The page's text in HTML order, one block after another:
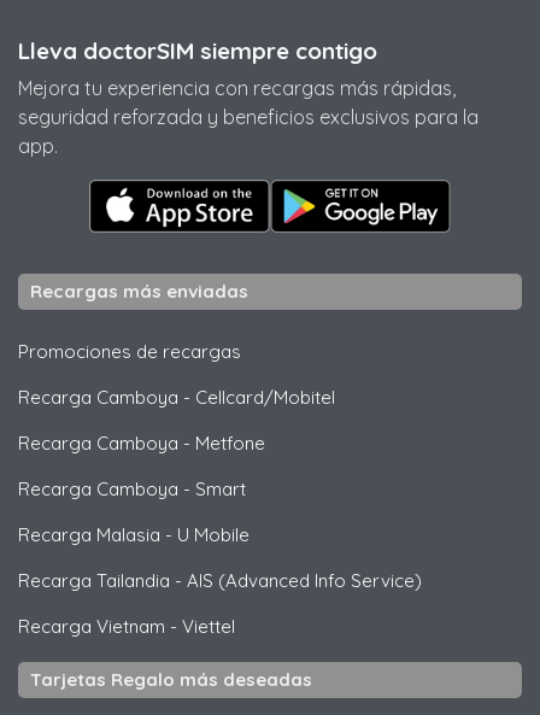
Lleva doctorSIM siempre contigo
Mejora tu experiencia con recargas más rápidas,
seguridad reforzada y beneficios exclusivos para la
app.
Recargas más enviadas
Promociones de recargas
Recarga Camboya - Cellcard/Mobitel
Recarga Camboya - Metfone
Recarga Camboya - Smart
Recarga Malasia - U Mobile
Recarga Tailandia - AIS (Advanced Info Service)
Recarga Vietnam - Viettel
Tarjetas Regalo más deseadas